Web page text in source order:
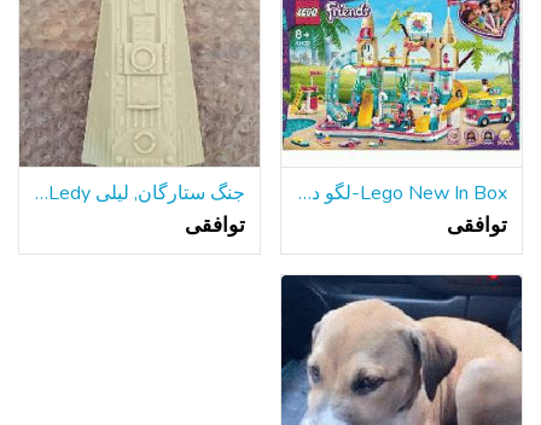
Lego New In Box-لگو دوستان تابستان سرگرم کننده پارک آبی
توافقی
جنگ ستارگان, لیلی Ledy هزاره فالکون سطح شیب دار قسمت 1979
توافقی